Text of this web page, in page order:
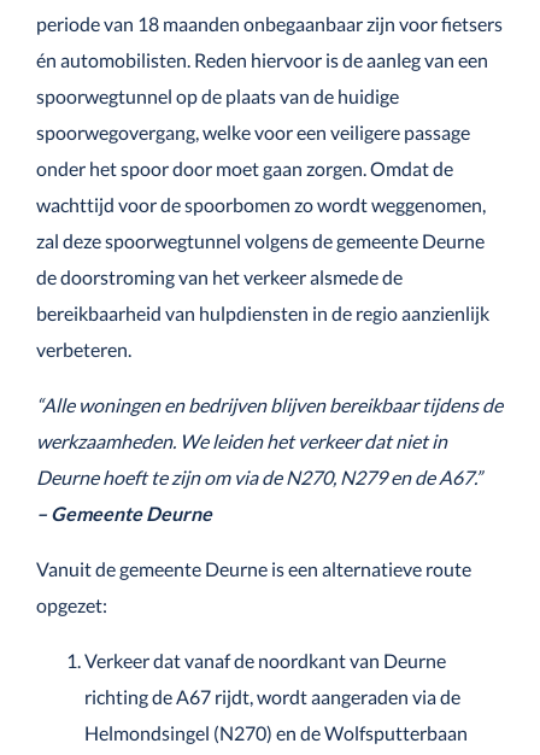
periode van 18 maanden onbegaanbaar zijn voor fietsers
én automobilisten. Reden hiervoor is de aanleg van een
spoorwegtunnel op de plaats van de huidige
spoorwegovergang, welke voor een veiligere passage
onder het spoor door moet gaan zorgen. Omdat de
wachttijd voor de spoorbomen zo wordt weggenomen,
zal deze spoorwegtunnel volgens de gemeente Deurne
de doorstroming van het verkeer alsmede de
bereikbaarheid van hulpdiensten in de regio aanzienlijk
verbeteren.
“Alle woningen en bedrijven blijven bereikbaar tijdens de
werkzaamheden. We leiden het verkeer dat niet in
Deurne hoeft te zijn om via de N270, N279 en de A67.”
– Gemeente Deurne
Vanuit de gemeente Deurne is een alternatieve route
opgezet:
Verkeer dat vanaf de noordkant van Deurne
richting de A67 rijdt, wordt aangeraden via de
Helmondsingel (N270) en de Wolfsputterbaan